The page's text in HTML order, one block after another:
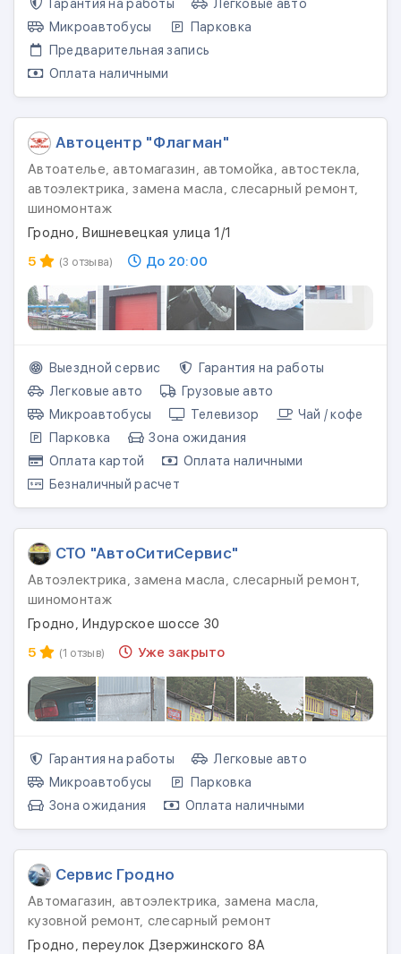
Гарантия на работы
Легковые авто
Микроавтобусы
Парковка
Предварительная запись
Оплата наличными
Автоцентр "Флагман"
Автоателье, автомагазин, автомойка, автостекла,
автоэлектрика, замена масла, слесарный ремонт,
шиномонтаж
Гродно, Вишневецкая улица 1/1
5
(3 отзыва) До 20:00
Выездной сервис
Гарантия на работы
Легковые авто
Грузовые авто
Микроавтобусы
Телевизор
Чай / кофе
Парковка
Зона ожидания
Оплата картой
Оплата наличными
Безналичный расчет
СТО "АвтоСитиСервис"
Автоэлектрика, замена масла, слесарный ремонт,
шиномонтаж
Гродно, Индурское шоссе 30
5
(1 отзыв) Уже закрыто
Гарантия на работы
Легковые авто
Микроавтобусы
Парковка
Зона ожидания
Оплата наличными
Сервис Гродно
Автомагазин, автоэлектрика, замена масла,
кузовной ремонт, слесарный ремонт
Гродно, переулок Дзержинского 8А